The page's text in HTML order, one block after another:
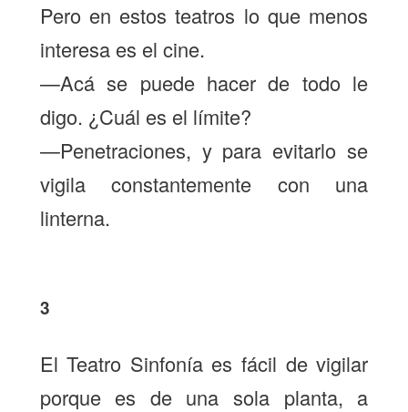
Pero en estos teatros lo que menos
interesa es el cine.
—Acá se puede hacer de todo le
digo. ¿Cuál es el límite?
—Penetraciones, y para evitarlo se
vigila constantemente con una
linterna.
3
El Teatro Sinfonía es fácil de vigilar
porque es de una sola planta, a